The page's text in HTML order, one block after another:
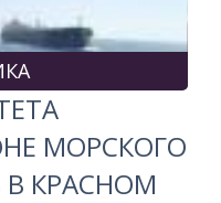
МОРСКОГО
В КРАСНОМ